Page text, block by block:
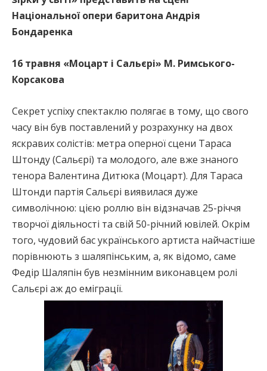
Національної опери баритона Андрія
Бондаренка
16 травня «Моцарт і Сальєрі» М. Римського-
Корсакова
Секрет успіху спектаклю полягає в тому, що свого
часу він був поставлений у розрахунку на двох
яскравих солістів: метра оперної сцени Тараса
Штонду (Сальєрі) та молодого, але вже знаного
тенора Валентина Дитюка (Моцарт). Для Тараса
Штонди партія Сальєрі виявилася дуже
символічною: цією роллю він відзначав 25-річчя
творчої діяльності та свій 50-річний ювілей. Окрім
того, чудовий бас українського артиста найчастіше
порівнюють з шаляпінським, а, як відомо, саме
Федір Шаляпін був незмінним виконавцем ролі
Сальєрі аж до еміграції.